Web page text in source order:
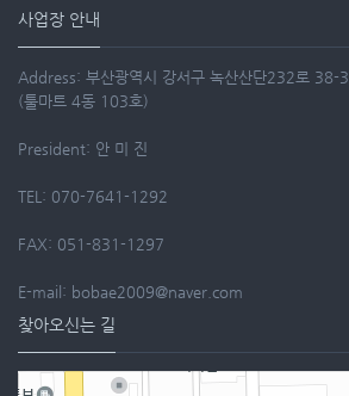
사업장 안내
Address: 부산광역시 강서구 녹산산단232로 38-3
(툴마트 4동 103호)
President: 안 미 진
TEL: 070-7641-1292
FAX: 051-831-1297
E-mail: bobae2009@naver.com
찾아오신는 길